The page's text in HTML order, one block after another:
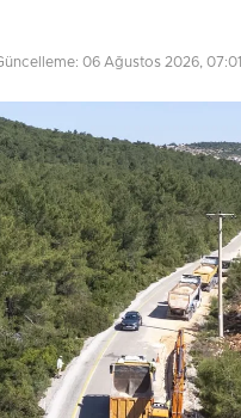
06 Ağustos 2026, 07:01